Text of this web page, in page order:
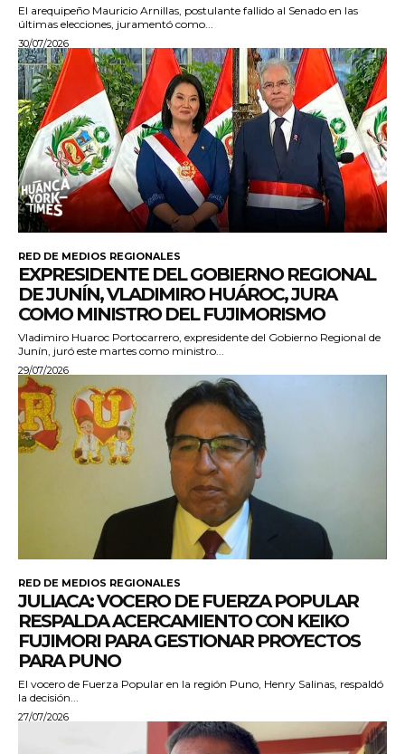
El arequipeño Mauricio Arnillas, postulante fallido al Senado en las
últimas elecciones, juramentó como...
30/07/2026
RED DE MEDIOS REGIONALES
EXPRESIDENTE DEL GOBIERNO REGIONAL
DE JUNÍN, VLADIMIRO HUÁROC, JURA
COMO MINISTRO DEL FUJIMORISMO
Vladimiro Huaroc Portocarrero, expresidente del Gobierno Regional de
Junín, juró este martes como ministro...
29/07/2026
RED DE MEDIOS REGIONALES
JULIACA: VOCERO DE FUERZA POPULAR
RESPALDA ACERCAMIENTO CON KEIKO
FUJIMORI PARA GESTIONAR PROYECTOS
PARA PUNO
El vocero de Fuerza Popular en la región Puno, Henry Salinas, respaldó
la decisión...
27/07/2026